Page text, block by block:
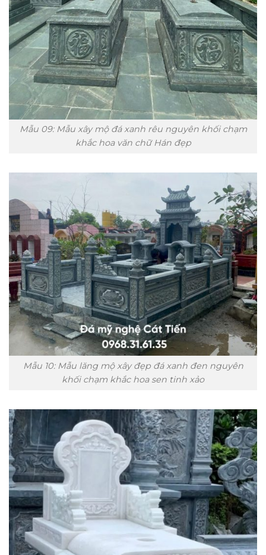
Mẫu 09: Mẫu xây mộ đá xanh rêu nguyên khối chạm
khắc hoa văn chữ Hán đẹp
Mẫu 10: Mẫu lăng mộ xây đẹp đá xanh đen nguyên
khối chạm khắc hoa sen tinh xảo